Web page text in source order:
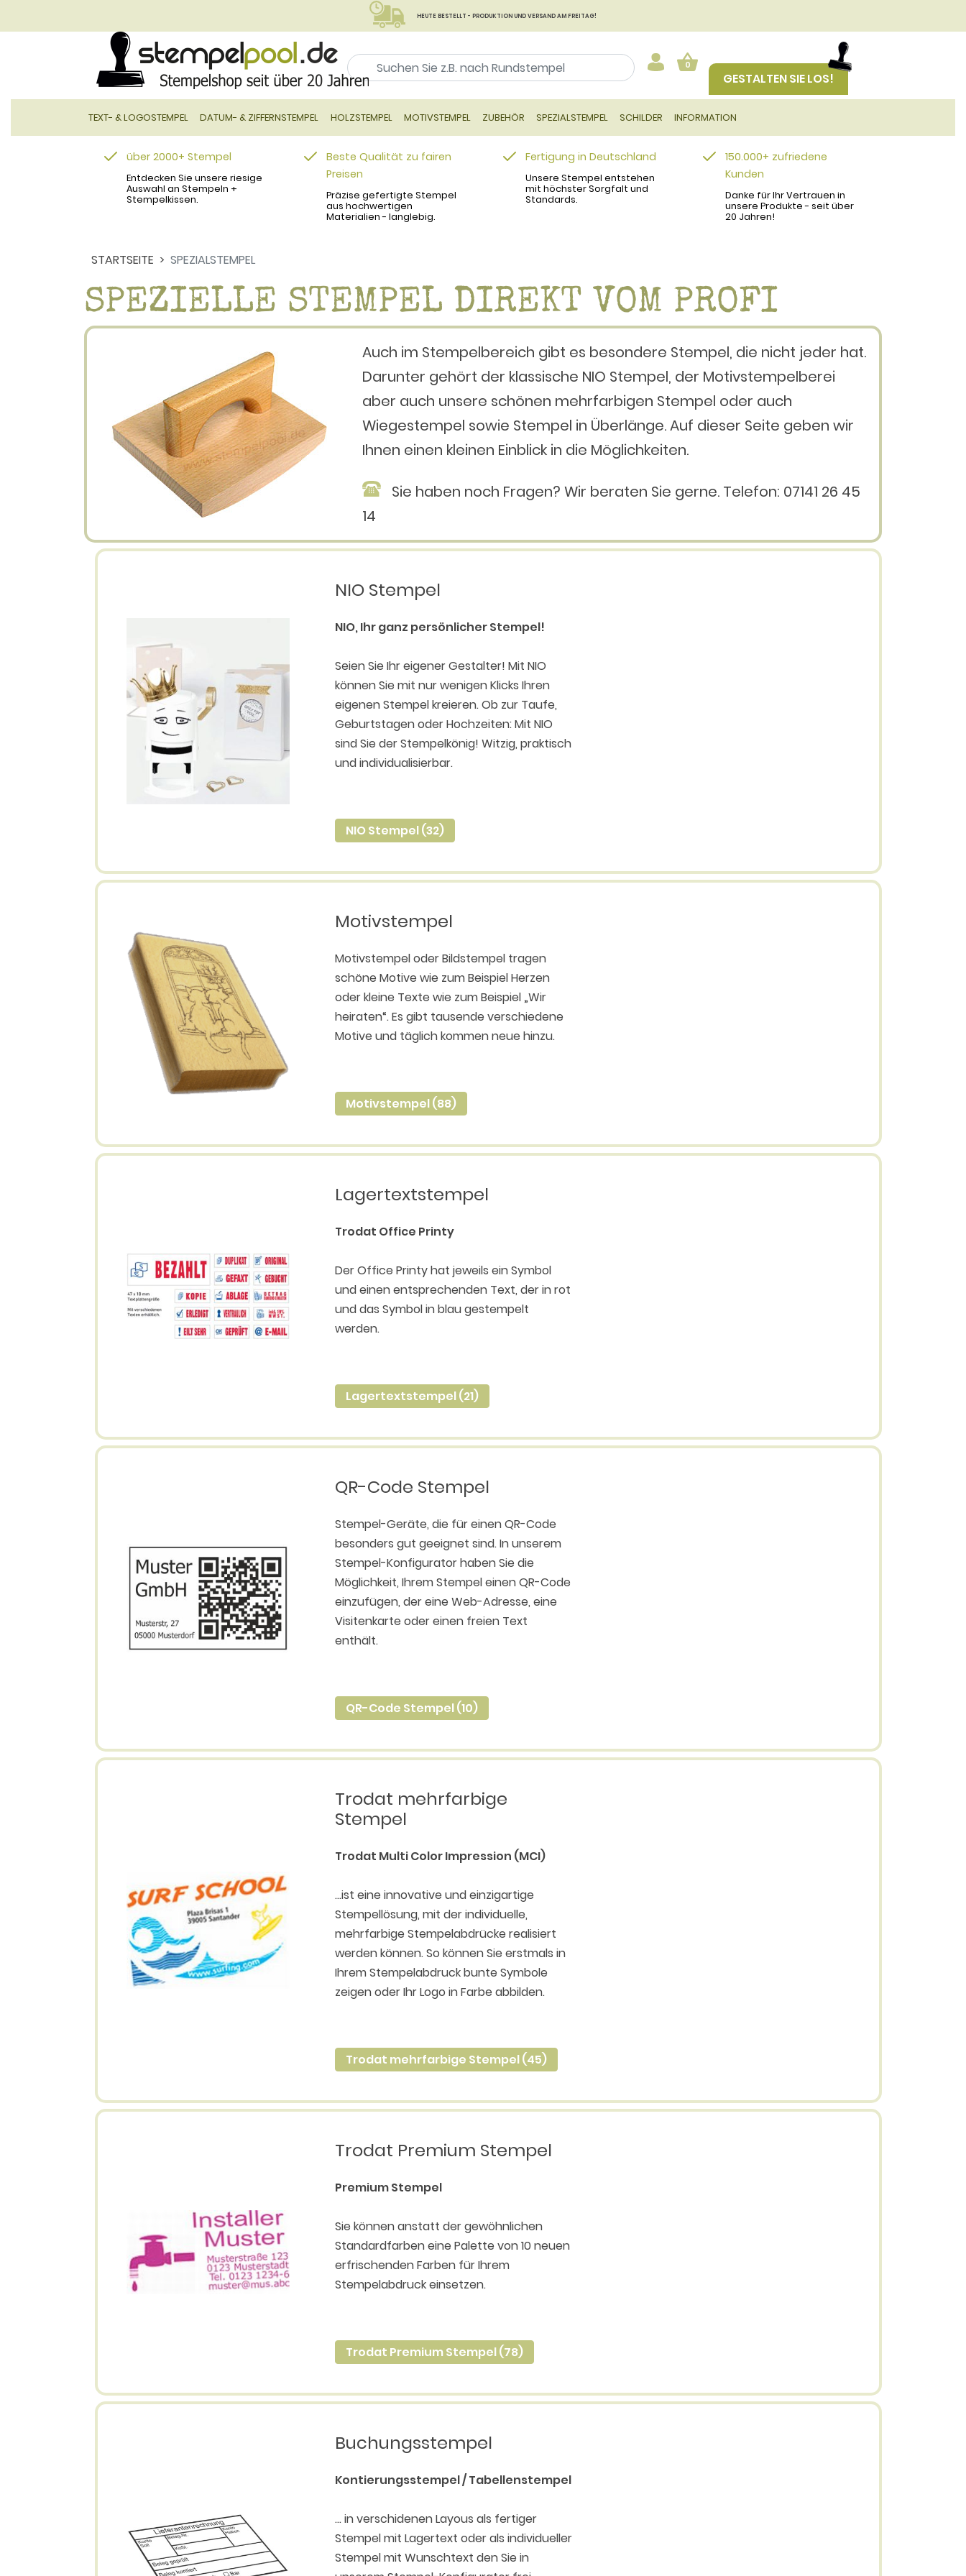
HEUTE BESTELLT - PRODUKTION UND VERSAND AM FREITAG!
0
GESTALTEN SIE LOS!
TEXT- & LOGOSTEMPEL DATUM- & ZIFFERNSTEMPEL HOLZSTEMPEL MOTIVSTEMPEL ZUBEHÖR SPEZIALSTEMPEL SCHILDER INFORMATION
über 2000+ Stempel
Entdecken Sie unsere riesige
Auswahl an Stempeln +
Stempelkissen.
Beste Qualität zu fairen
Preisen
Präzise gefertigte Stempel
aus hochwertigen
Materialien - langlebig.
Fertigung in Deutschland
Unsere Stempel entstehen
mit höchster Sorgfalt und
Standards.
150.000+ zufriedene
Kunden
Danke für Ihr Vertrauen in
unsere Produkte - seit über
20 Jahren!
STARTSEITE SPEZIALSTEMPEL
SPEZIELLE STEMPEL DIREKT VOM PROFI
Auch im Stempelbereich gibt es besondere Stempel, die nicht jeder hat.
Darunter gehört der klassische NIO Stempel, der Motivstempelberei
aber auch unsere schönen mehrfarbigen Stempel oder auch
Wiegestempel sowie Stempel in Überlänge. Auf dieser Seite geben wir
Ihnen einen kleinen Einblick in die Möglichkeiten.
Sie haben noch Fragen? Wir beraten Sie gerne. Telefon: 07141 26 45
14
NIO Stempel
NIO, Ihr ganz persönlicher Stempel!
Seien Sie Ihr eigener Gestalter! Mit NIO
können Sie mit nur wenigen Klicks Ihren
eigenen Stempel kreieren. Ob zur Taufe,
Geburtstagen oder Hochzeiten: Mit NIO
sind Sie der Stempelkönig! Witzig, praktisch
und individualisierbar.
NIO Stempel (32)
Motivstempel
Motivstempel oder Bildstempel tragen
schöne Motive wie zum Beispiel Herzen
oder kleine Texte wie zum Beispiel „Wir
heiraten“. Es gibt tausende verschiedene
Motive und täglich kommen neue hinzu.
Motivstempel (88)
Lagertextstempel
Trodat Office Printy
Der Office Printy hat jeweils ein Symbol
und einen entsprechenden Text, der in rot
und das Symbol in blau gestempelt
werden.
Lagertextstempel (21)
QR-Code Stempel
Stempel-Geräte, die für einen QR-Code
besonders gut geeignet sind. In unserem
Stempel-Konfigurator haben Sie die
Möglichkeit, Ihrem Stempel einen QR-Code
einzufügen, der eine Web-Adresse, eine
Visitenkarte oder einen freien Text
enthält.
QR-Code Stempel (10)
Trodat mehrfarbige
Stempel
Trodat Multi Color Impression (MCI)
...ist eine innovative und einzigartige
Stempellösung, mit der individuelle,
mehrfarbige Stempelabdrücke realisiert
werden können. So können Sie erstmals in
Ihrem Stempelabdruck bunte Symbole
zeigen oder Ihr Logo in Farbe abbilden.
Trodat mehrfarbige Stempel (45)
Trodat Premium Stempel
Premium Stempel
Sie können anstatt der gewöhnlichen
Standardfarben eine Palette von 10 neuen
erfrischenden Farben für Ihrem
Stempelabdruck einsetzen.
Trodat Premium Stempel (78)
Buchungsstempel
Kontierungsstempel / Tabellenstempel
... in verschidenen Layous als fertiger
Stempel mit Lagertext oder als individueller
Stempel mit Wunschtext den Sie in